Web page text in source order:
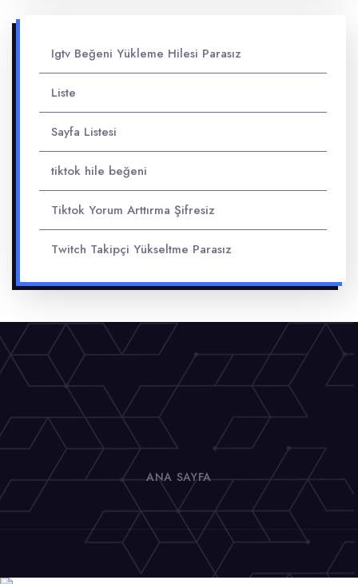
Igtv Beğeni Yükleme Hilesi Parasız
Liste
Sayfa Listesi
tiktok hile beğeni
Tiktok Yorum Arttırma Şifresiz
Twitch Takipçi Yükseltme Parasız
ANA SAYFA